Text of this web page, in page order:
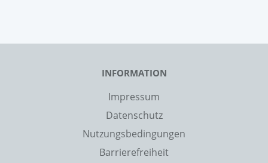
INFORMATION
Impressum
Datenschutz
Nutzungsbedingungen
Barrierefreiheit